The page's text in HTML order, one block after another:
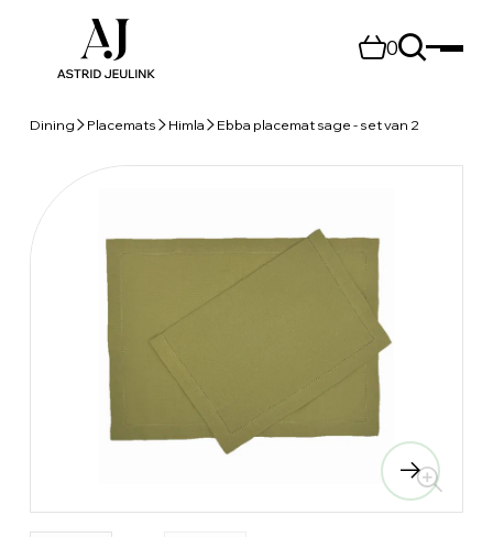
0
Dining Placemats Himla Ebba placemat sage - set van 2